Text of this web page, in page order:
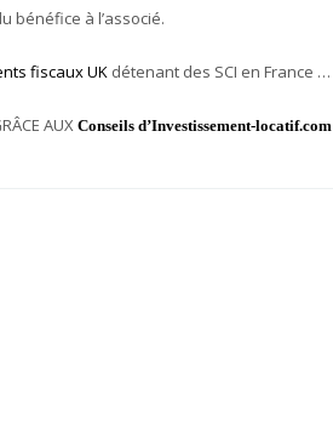
bénéfice à l’associé.
fiscaux UK détenant des SCI en France …
AUX Conseils d’Investissement-locatif.com